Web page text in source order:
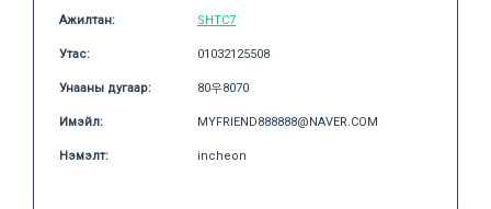
Ажилтан: SHTC7
Утас: 01032125508
Унааны дугаар: 80우8070
Имэйл: MYFRIEND888888@NAVER.COM
Нэмэлт: incheon